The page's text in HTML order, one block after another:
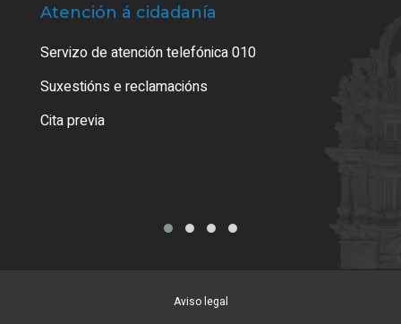
Atención á cidadanía
Servizo de atención telefónica 010
Suxestións e reclamacións
Cita previa
Aviso legal